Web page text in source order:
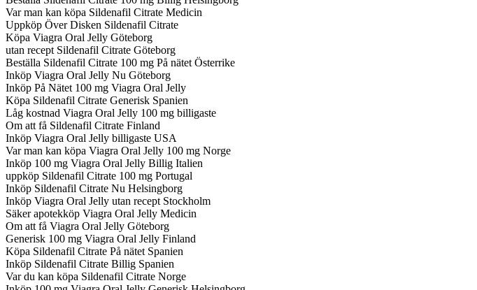
Var man kan köpa Sildenafil Citrate Medicin
Uppköp Över Disken Sildenafil Citrate
Köpa Viagra Oral Jelly Göteborg
utan recept Sildenafil Citrate Göteborg
Beställa Sildenafil Citrate 100 mg På nätet Österrike
Inköp Viagra Oral Jelly Nu Göteborg
Inköp På Nätet 100 mg Viagra Oral Jelly
Köpa Sildenafil Citrate Generisk Spanien
Låg kostnad Viagra Oral Jelly 100 mg billigaste
Om att få Sildenafil Citrate Finland
Inköp Viagra Oral Jelly billigaste USA
Var man kan köpa Viagra Oral Jelly 100 mg Norge
Inköp 100 mg Viagra Oral Jelly Billig Italien
uppköp Sildenafil Citrate 100 mg Portugal
Inköp Sildenafil Citrate Nu Helsingborg
Inköp Viagra Oral Jelly utan recept Stockholm
Säker apotekköp Viagra Oral Jelly Medicin
Om att få Viagra Oral Jelly Göteborg
Generisk 100 mg Viagra Oral Jelly Finland
Köpa Sildenafil Citrate På nätet Spanien
Inköp Sildenafil Citrate Billig Spanien
Var du kan köpa Sildenafil Citrate Norge